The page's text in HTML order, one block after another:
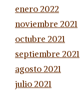
enero 2022
noviembre 2021
octubre 2021
septiembre 2021
agosto 2021
julio 2021